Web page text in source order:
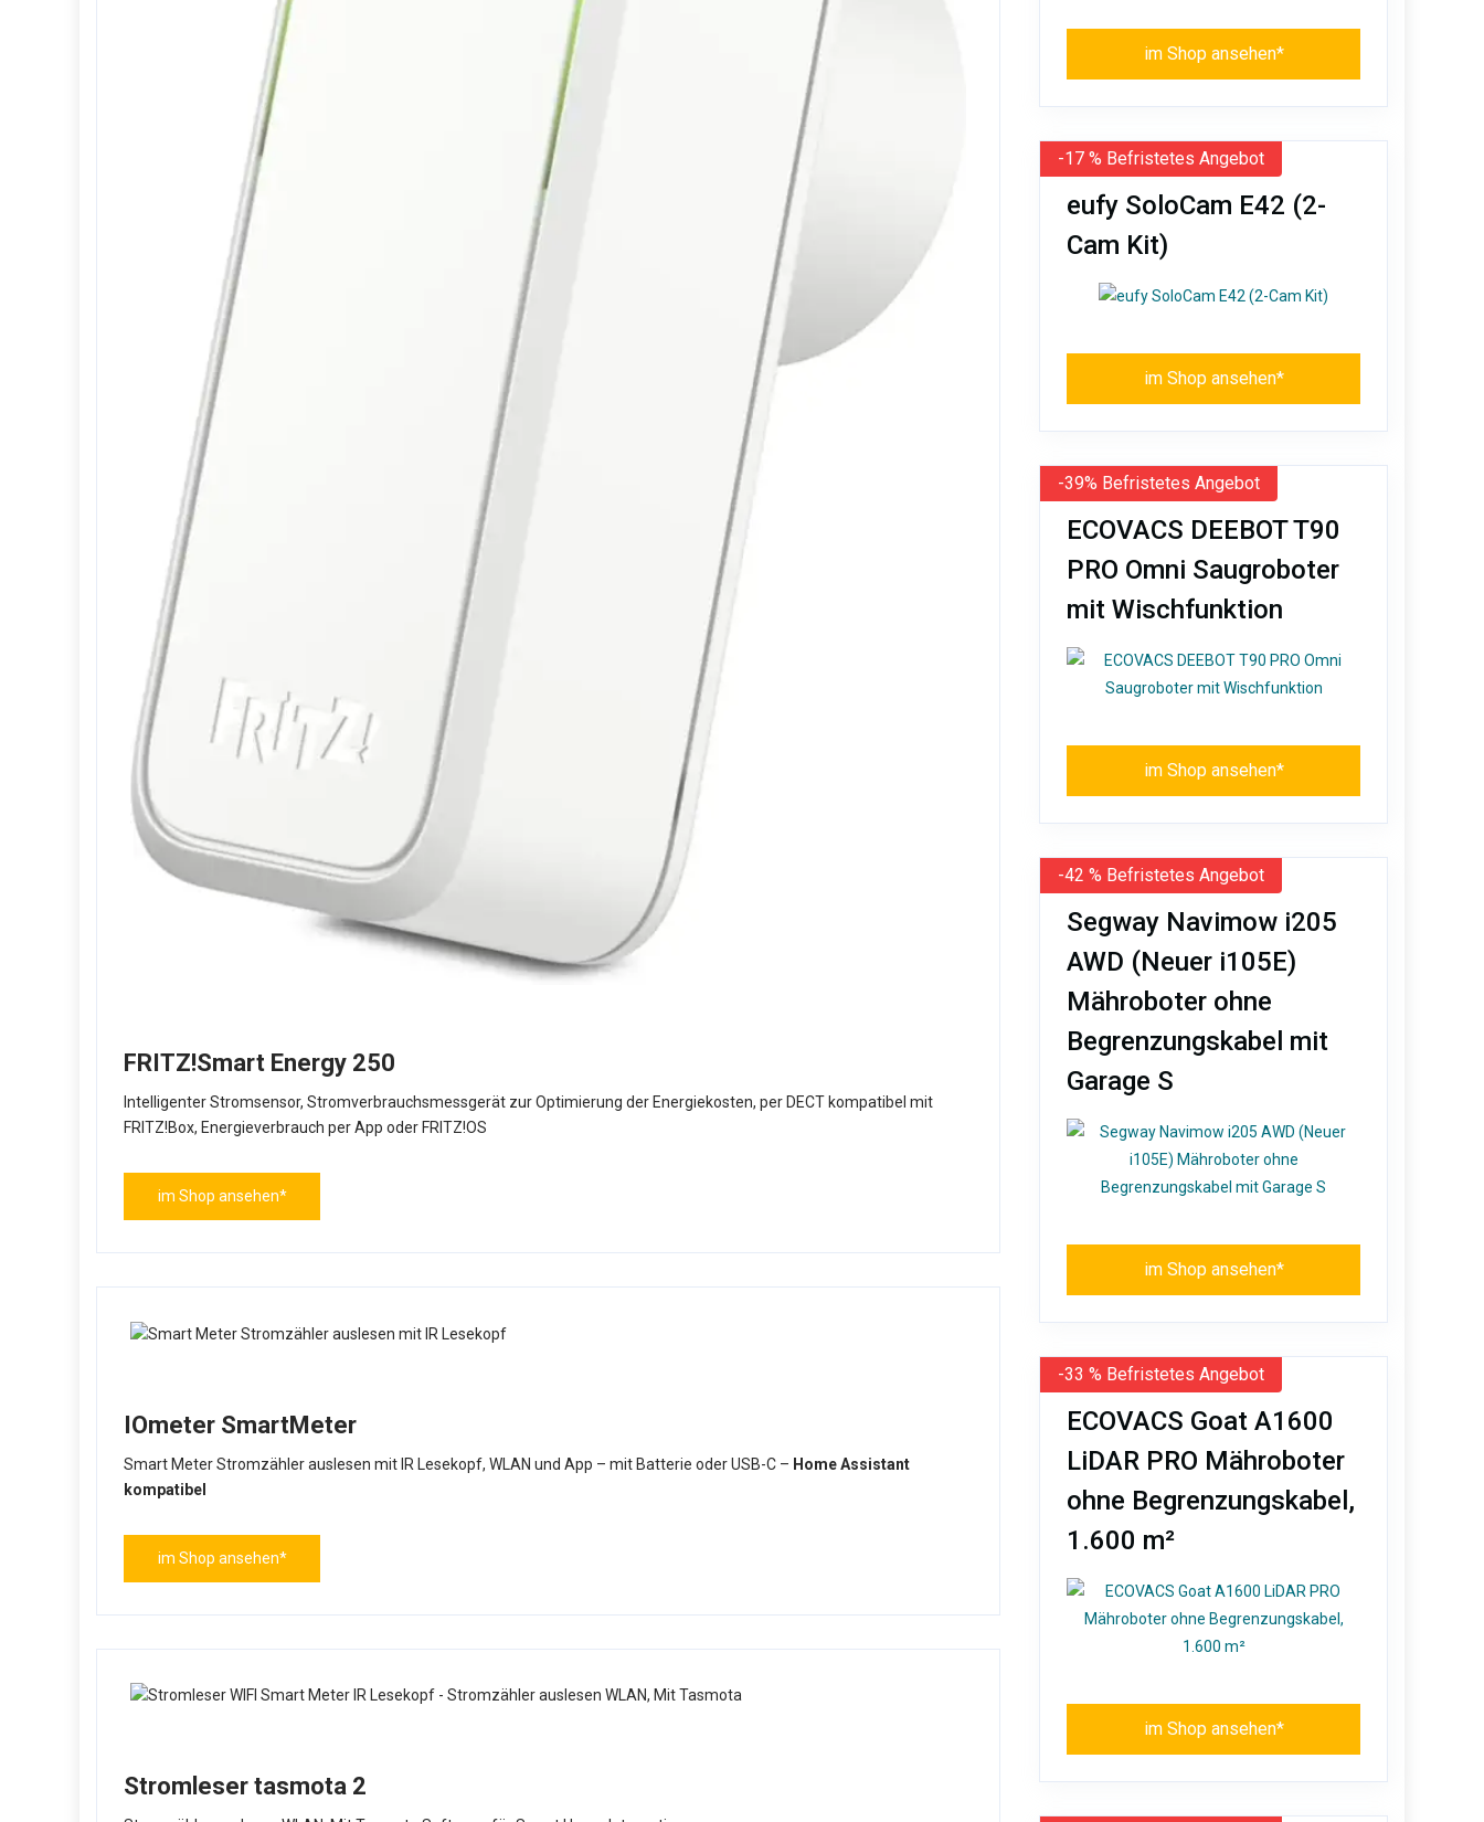
FRITZ!Smart Energy 250
Intelligenter Stromsensor, Stromverbrauchsmessgerät zur Optimierung der Energiekosten, per DECT kompatibel mit
FRITZ!Box, Energieverbrauch per App oder FRITZ!OS
im Shop ansehen*
IOmeter SmartMeter
Smart Meter Stromzähler auslesen mit IR Lesekopf, WLAN und App – mit Batterie oder USB-C – Home Assistant
kompatibel
im Shop ansehen*
Stromleser tasmota 2
im Shop ansehen*
-17 % Befristetes Angebot
eufy SoloCam E42 (2-
Cam Kit)
im Shop ansehen*
-39% Befristetes Angebot
ECOVACS DEEBOT T90
PRO Omni Saugroboter
mit Wischfunktion
im Shop ansehen*
-42 % Befristetes Angebot
Segway Navimow i205
AWD (Neuer i105E)
Mähroboter ohne
Begrenzungskabel mit
Garage S
im Shop ansehen*
-33 % Befristetes Angebot
ECOVACS Goat A1600
LiDAR PRO Mähroboter
ohne Begrenzungskabel,
1.600 m²
im Shop ansehen*